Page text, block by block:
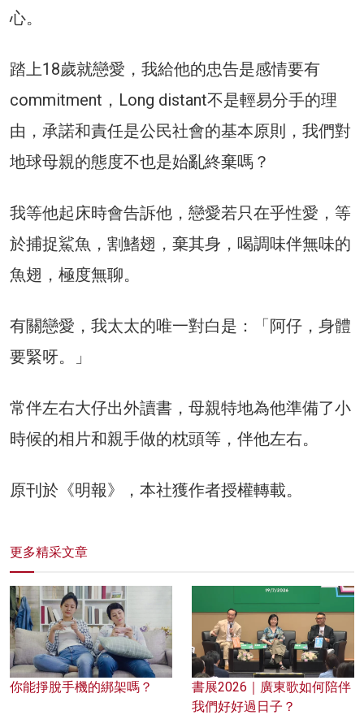
心。
踏上18歲就戀愛，我給他的忠告是感情要有
commitment，Long distant不是輕易分手的理
由，承諾和責任是公民社會的基本原則，我們對
地球母親的態度不也是始亂終棄嗎？
我等他起床時會告訴他，戀愛若只在乎性愛，等
於捕捉鯊魚，割鰭翅，棄其身，喝調味伴無味的
魚翅，極度無聊。
有關戀愛，我太太的唯一對白是：「阿仔，身體
要緊呀。」
常伴左右大仔出外讀書，母親特地為他準備了小
時候的相片和親手做的枕頭等，伴他左右。
原刊於《明報》，本社獲作者授權轉載。
更多精采文章
你能掙脫手機的綁架嗎？
書展2026｜廣東歌如何陪伴
我們好好過日子？